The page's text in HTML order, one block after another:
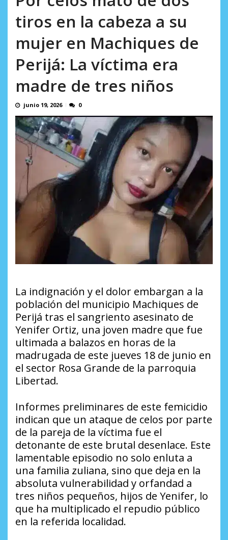
tiros en la cabeza a su
mujer en Machiques de
Perijá: La víctima era
madre de tres niños
junio 19, 2026 0
La indignación y el dolor embargan a la
población del municipio Machiques de
Perijá tras el sangriento asesinato de
Yenifer Ortiz, una joven madre que fue
ultimada a balazos en horas de la
madrugada de este jueves 18 de junio en
el sector Rosa Grande de la parroquia
Libertad.
Informes preliminares de este femicidio
indican que un ataque de celos por parte
de la pareja de la víctima fue el
detonante de este brutal desenlace. Este
lamentable episodio no solo enluta a
una familia zuliana, sino que deja en la
absoluta vulnerabilidad y orfandad a
tres niños pequeños, hijos de Yenifer, lo
que ha multiplicado el repudio público
en la referida localidad.